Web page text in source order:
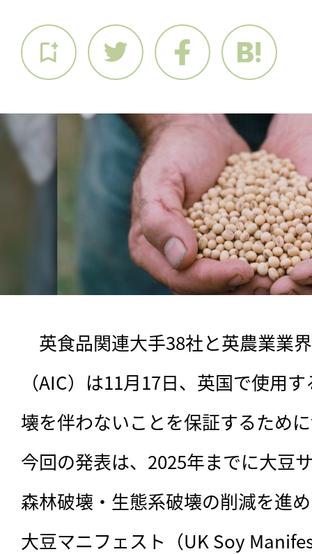
英食品関連大手38社と英農業業
（AIC）は11月17日、英国で使用
壊を伴わないことを保証するため
今回の発表は、2025年までに大豆
森林破壊・生態系破壊の削減を進
大豆マニフェスト（UK Soy